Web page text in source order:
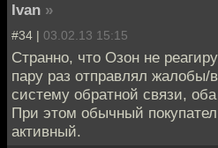
Ivan »
#34 | 03.02.13 15:15
Странно, что Озон не
пару раз отправлял жалобы/
систему обратной связи,
При этом обычный
активный.